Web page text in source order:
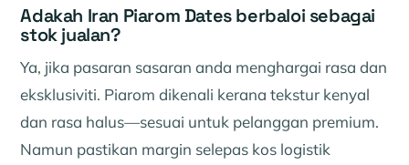
Adakah Iran Piarom Dates berbaloi sebagai
stok jualan?
Ya, jika pasaran sasaran anda menghargai rasa dan
eksklusiviti. Piarom dikenali kerana tekstur kenyal
dan rasa halus—sesuai untuk pelanggan premium.
Namun pastikan margin selepas kos logistik